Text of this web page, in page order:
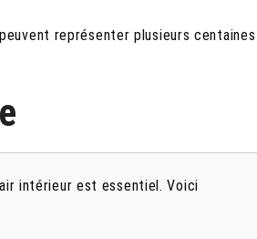
représenter plusieurs centaines
intérieur est essentiel. Voici